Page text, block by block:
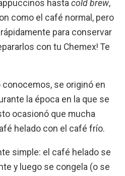
hasta cold brew,
como el café normal, pero
para conservar
con tu Chemex! Te
conocemos, se originó en
la época en la que se
ocasionó que mucha
helado con el café frío.
simple: el café helado se
y luego se congela (o se